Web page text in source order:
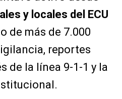
y locales del ECU
de más de 7.000
reportes
de la línea 9-1-1 y la